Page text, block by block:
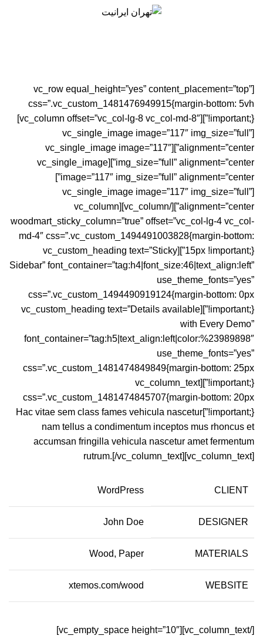
[vc_row equal_height=”yes” content_placement=”top”
css=”.vc_custom_1481476949915{margin-bottom: 5vh
!important;}”][vc_column offset=”vc_col-lg-8 vc_col-md-8″]
[vc_single_image image=”117″ img_size=”full”
alignment=”center”][vc_single_image image=”117″
img_size=”full” alignment=”center”][vc_single_image
image=”117″ img_size=”full” alignment=”center”]
[vc_single_image image=”117″ img_size=”full”
alignment=”center”][/vc_column][vc_column
woodmart_sticky_column=”true” offset=”vc_col-lg-4 vc_col-
md-4″ css=”.vc_custom_1494491003828{margin-bottom:
15px !important;}”][vc_custom_heading text=”Sticky
Sidebar” font_container=”tag:h4|font_size:46|text_align:left”
use_theme_fonts=”yes”
css=”.vc_custom_1494490919124{margin-bottom: 0px
!important;}”][vc_custom_heading text=”Details available
with Every Demo”
font_container=”tag:h5|text_align:left|color:%23989898″
use_theme_fonts=”yes”
css=”.vc_custom_1481474849849{margin-bottom: 25px
!important;}”][vc_column_text
css=”.vc_custom_1481474845707{margin-bottom: 20px
!important;}”]Hac vitae sem class fames vehicula nascetur
nam tellus a condimentum inceptos mus rhoncus et
accumsan fringilla vehicula nascetur amet fermentum
rutrum.[/vc_column_text][vc_column_text]
CLIENT
WordPress
DESIGNER
John Doe
MATERIALS
Wood, Paper
WEBSITE
xtemos.com/wood
[/vc_column_text][vc_empty_space height=”10″]